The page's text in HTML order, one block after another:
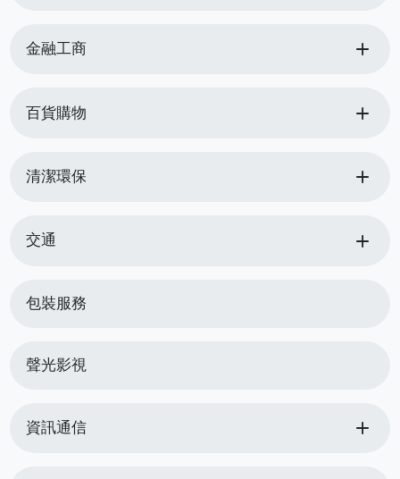
金融工商 add
百貨購物 add
清潔環保 add
交通 add
包裝服務
聲光影視
資訊通信 add